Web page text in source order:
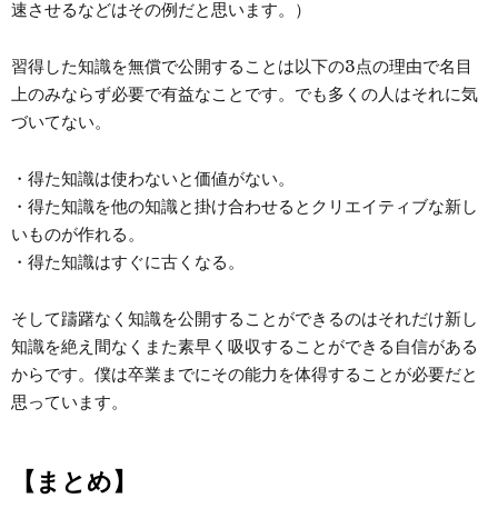
速させるなどはその例だと思います。）
習得した知識を無償で公開することは以下の3点の理由で名目
上のみならず必要で有益なことです。でも多くの人はそれに気
づいてない。
・得た知識は使わないと価値がない。
・得た知識を他の知識と掛け合わせるとクリエイティブな新し
いものが作れる。
・得た知識はすぐに古くなる。
そして躊躇なく知識を公開することができるのはそれだけ新し
知識を絶え間なくまた素早く吸収することができる自信がある
からです。僕は卒業までにその能力を体得することが必要だと
思っています。
【まとめ】